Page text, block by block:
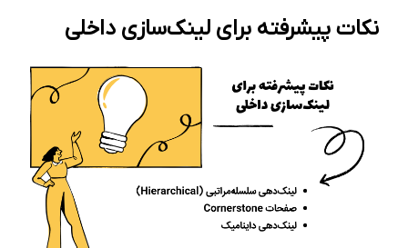
نکات پیشرفته برای لینک‌سازی داخلی